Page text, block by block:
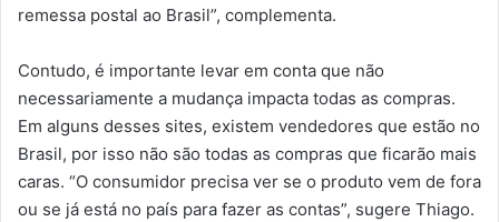
remessa postal ao Brasil”, complementa.
Contudo, é importante levar em conta que não
necessariamente a mudança impacta todas as compras.
Em alguns desses sites, existem vendedores que estão no
Brasil, por isso não são todas as compras que ficarão mais
caras. “O consumidor precisa ver se o produto vem de fora
ou se já está no país para fazer as contas”, sugere Thiago.